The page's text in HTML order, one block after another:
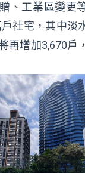
、工業區變更
社宅，其中淡
再增加3,670戶